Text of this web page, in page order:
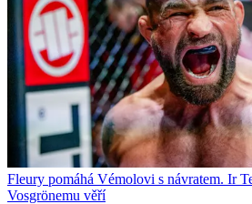
Fleury pomáhá Vémolovi s návratem. Ir
Vosgrönemu věří